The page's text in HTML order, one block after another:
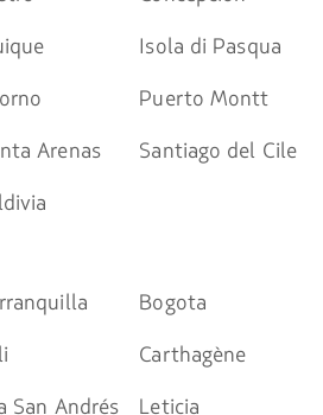
Isola di Pasqua
Puerto Montt
Arenas
Santiago del Cile
Bogota
Carthagène
San Andrés
Leticia